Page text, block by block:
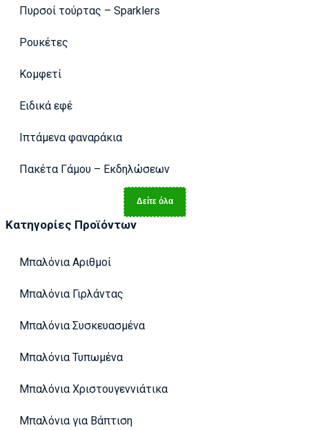
Πυρσοί τούρτας – Sparklers
Ρουκέτες
Κομφετί
Ειδικά εφέ
Ιπτάμενα φαναράκια
Πακέτα Γάμου – Εκδηλώσεων
Δείτε όλα
Κατηγορίες Προϊόντων
Μπαλόνια Αριθμοί
Μπαλόνια Γιρλάντας
Μπαλόνια Συσκευασμένα
Μπαλόνια Τυπωμένα
Μπαλόνια Χριστουγεννιάτικα
Μπαλόνια για Βάπτιση